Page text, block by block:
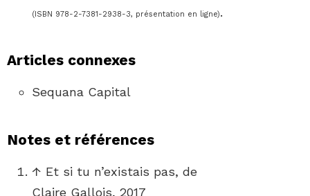
(ISBN 978-2-7381-2938-3, présentation en ligne).
Articles connexes
Sequana Capital
Notes et références
↑ Et si tu n’existais pas, de
Claire Gallois, 2017